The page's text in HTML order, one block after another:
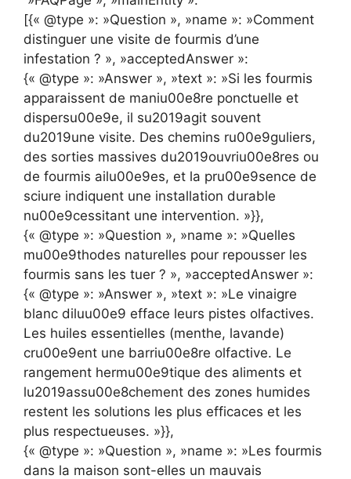
[{« @type »: »Question », »name »: »Comment
distinguer une visite de fourmis d’une
infestation ? », »acceptedAnswer »:
{« @type »: »Answer », »text »: »Si les fourmis
apparaissent de maniu00e8re ponctuelle et
dispersu00e9e, il su2019agit souvent
du2019une visite. Des chemins ru00e9guliers,
des sorties massives du2019ouvriu00e8res ou
de fourmis ailu00e9es, et la pru00e9sence de
sciure indiquent une installation durable
nu00e9cessitant une intervention. »}},
{« @type »: »Question », »name »: »Quelles
mu00e9thodes naturelles pour repousser les
fourmis sans les tuer ? », »acceptedAnswer »:
{« @type »: »Answer », »text »: »Le vinaigre
blanc diluu00e9 efface leurs pistes olfactives.
Les huiles essentielles (menthe, lavande)
cru00e9ent une barriu00e8re olfactive. Le
rangement hermu00e9tique des aliments et
lu2019assu00e8chement des zones humides
restent les solutions les plus efficaces et les
plus respectueuses. »}},
{« @type »: »Question », »name »: »Les fourmis
dans la maison sont-elles un mauvais